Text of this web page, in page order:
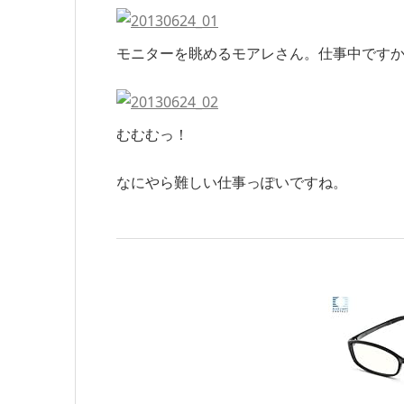
モニターを眺めるモアレさん。仕事中です
むむむっ！
なにやら難しい仕事っぽいですね。